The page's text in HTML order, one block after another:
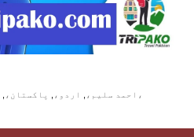
احمد سلیم، اردو، پاکستان، مکالمہ،